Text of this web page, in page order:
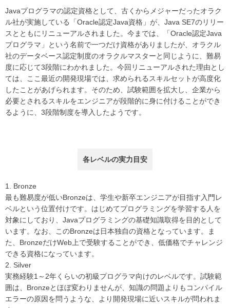
Javaプログラマの認定資格として、古くからメジャーだったオラク
ル社が実施している「Oracle認定Java資格」が、Java SE7のリリー
スとともにリニューアルされました。今までは、「Oracle認定Java
プログラマ」という名前で一つだけ資格がありましたが、オラクル
社のデータベース認定制度のオラクルマスターと同じように、難易
度に応じて3段階にわかれました。今回リニューアルされた理由とし
ては、ここ最近の開発現場では、求められるスキルセットが高度化
したことがあげられます。そのため、試験範囲を拡大し、企業から
必要とされるスキルをエンジニアが段階的に身に付けることができ
るように、3段階制度を導入したようです。
各レベルの実力目安
Bronze
最も難易度が低いBronzeは、学生や新卒エンジニアが目指す入門レ
ベルという位置付けです。はじめてプログラミングを学習する人を
対象にしており、Javaプログラミングの基礎知識取得を目的として
います。なお、このBronzeは日本独自の資格となっています。ま
た、BronzeだけWeb上で受験することができ、低価格でチャレンジ
できる資格になっています。
Silver
実務経験1～2年くらいの初級プログラマ向けのレベルです。試験範
囲は、Bronzeとほぼ変わりませんが、知識の問題よりもコンパイル
エラーの原因を問うような、より開発現場に近いスキルが問われま